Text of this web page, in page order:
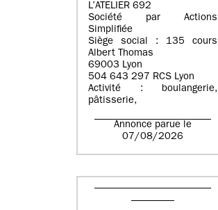
L’ATELIER 692
Société par Actions
Simplifiée
Siège social : 135 cours
Albert Thomas
69003 Lyon
504 643 297 RCS Lyon
Activité : boulangerie,
pâtisserie,
Annonce parue le
07/08/2026